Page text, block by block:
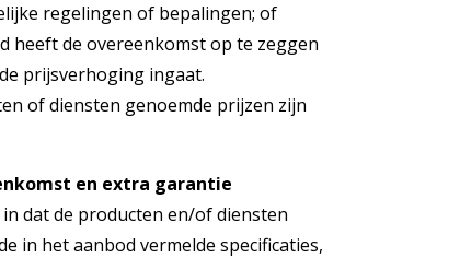
regelingen of bepalingen; of
heeft de overeenkomst op te zeggen
prijsverhoging ingaat.
of diensten genoemde prijzen zijn
en extra garantie
dat de producten en/of diensten
in het aanbod vermelde specificaties,